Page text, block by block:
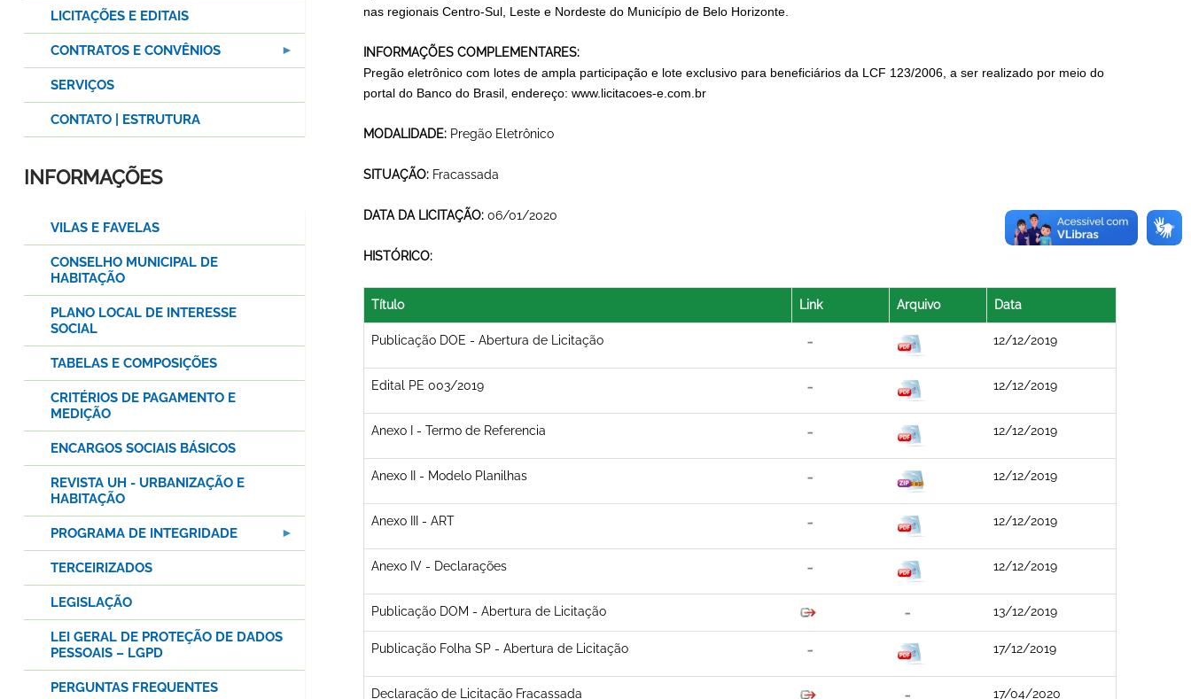
nas regionais Centro-Sul, Leste e Nordeste do Município de Belo Horizonte.
INFORMAÇÕES COMPLEMENTARES:
Pregão eletrônico com lotes de ampla participação e lote exclusivo para beneficiários da LCF 123/2006, a ser realizado por meio do
portal do Banco do Brasil, endereço: www.licitacoes-e.com.br
MODALIDADE: Pregão Eletrônico
SITUAÇÃO: Fracassada
DATA DA LICITAÇÃO: 06/01/2020
HISTÓRICO:
Título Link Arquivo Data
Publicação DOE - Abertura de Licitação 12/12/2019
Edital PE 003/2019 12/12/2019
Anexo I - Termo de Referencia 12/12/2019
Anexo II - Modelo Planilhas 12/12/2019
Anexo III - ART 12/12/2019
Anexo IV - Declarações 12/12/2019
Publicação DOM - Abertura de Licitação 13/12/2019
Publicação Folha SP - Abertura de Licitação 17/12/2019
Declaração de Licitação Fracassada 17/04/2020
LICITAÇÕES E EDITAIS
CONTRATOS E CONVÊNIOS
SERVIÇOS
CONTATO | ESTRUTURA
INFORMAÇÕES
VILAS E FAVELAS
CONSELHO MUNICIPAL DE
HABITAÇÃO
PLANO LOCAL DE INTERESSE
SOCIAL
TABELAS E COMPOSIÇÕES
CRITÉRIOS DE PAGAMENTO E
MEDIÇÃO
ENCARGOS SOCIAIS BÁSICOS
REVISTA UH - URBANIZAÇÃO E
HABITAÇÃO
PROGRAMA DE INTEGRIDADE
TERCEIRIZADOS
LEGISLAÇÃO
LEI GERAL DE PROTEÇÃO DE DADOS
PESSOAIS – LGPD
PERGUNTAS FREQUENTES